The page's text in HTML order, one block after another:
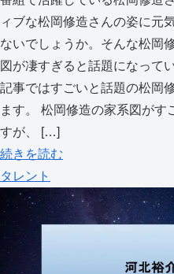
ィブな松岡修造さんの姿に元
ないでしょうか。そんな松岡
図が凄すぎると話題になって
記事ではすごいと話題の松岡
ます。 松岡修造の家系図がす
すが、 […]
続きを読む
タレント